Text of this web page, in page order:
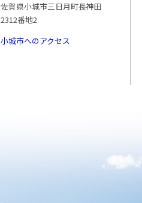
佐賀県小城市三日月町長神田
2312番地2
小城市へのアクセス